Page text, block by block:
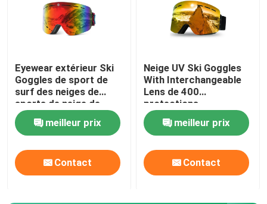
Eyewear extérieur Ski
Goggles de sport de
surf des neiges de
sports de neige de
doubles couches de
miroir d'hiver fait sur
commande
antibrouillard de haute
qualité de lentille
meilleur prix
Contact
Neige UV Ski Goggles
With Interchangeable
Lens de 400
protections
meilleur prix
Contact